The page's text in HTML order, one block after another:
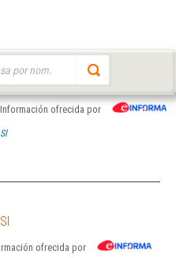
Información ofrecida por
ofrecida por